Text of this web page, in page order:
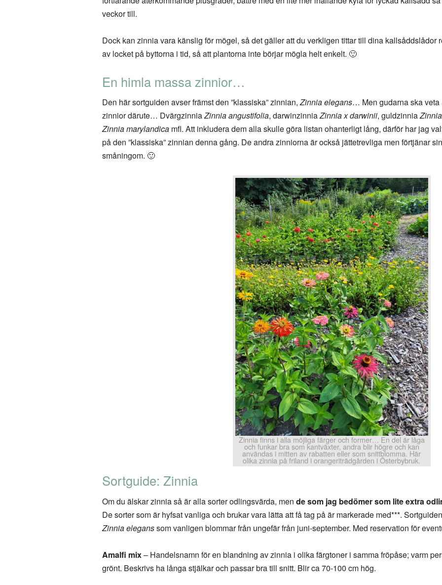
veckor till.
Dock kan zinnia vara känslig för mögel, så det gäller att du verkligen tittar till dina kallsåddslådor
av locket på byttorna i tid, så att plantorna inte börjar mögla helt enkelt. 🙂
En himla massa zinnior…
Den här sortguiden avser främst den ”klassiska” zinnian,Zinnia elegans… Men gudarna ska veta
zinnior därute… DvärgzinniaZinnia angustifolia, darwinzinniaZinnia x darwinii, guldzinnia
Zinnia marylandica mfl. Att inkludera dem alla skulle göra listan ohanterligt lång, därför har jag
på den ”klassiska” zinnian denna gång. De andra zinniorna är också jättetrevliga men förtjänar
småningom. 🙂
Zinnia finns i alla möjliga färger och former… En del är låga
och funkar bra som kantväxter, andra blir högre och kan
användas i mitten av rabatten eller som snittblomma. Här
olika zinnia på friland i orangeriträdgården i Österbybruk.
Sortguide: Zinnia
Om du älskar zinnia så är alla sorter odlingsvärda, men de som jag bedömer som lite extra
De sorter som är hyfsat vanliga och brukar vara lätta att få tag på är markerade med***.
Zinnia eleganssom vanligen blommar från ungefär från juni-september. Med reservation för
Amalfi mix– Handelsnamn för en blandning av zinnia i olika färgtoner i samma fröpåse; varm
grönt. Beskrivs ha långa stjälkar och passar bra till snitt. Blir ca 70-100 cm hög.